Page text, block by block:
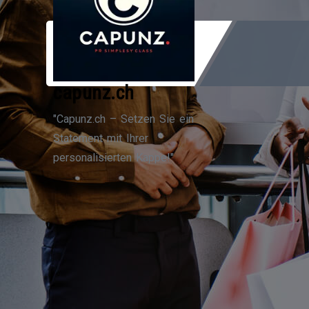
Zum
Inhalt
capunz.ch
"Capunz.ch – Setzen Sie ein
Statement mit Ihrer
personalisierten Kappe!"